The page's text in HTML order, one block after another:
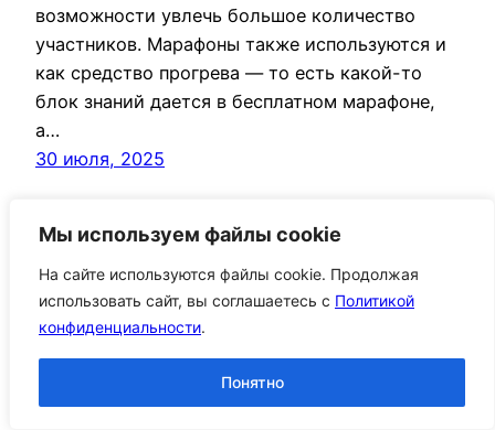
Мы используем файлы cookie
На сайте используются файлы cookie. Продолжая
использовать сайт, вы соглашаетесь с Политикой
конфиденциальности.
Понятно
возможности увлечь большое количество
участников. Марафоны также используются и
как средство прогрева — то есть какой-то
блок знаний дается в бесплатном марафоне,
а…
30 июля, 2025